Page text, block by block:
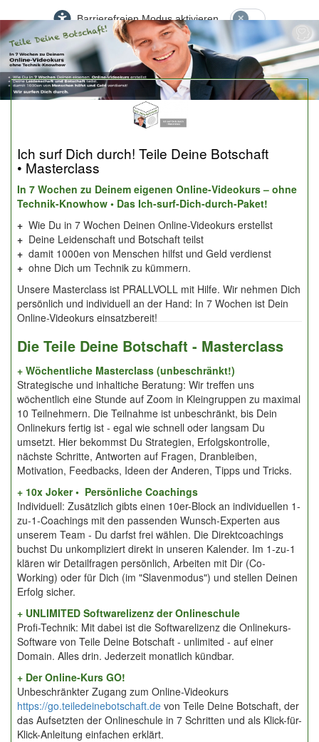
Barrierefreien Modus aktivieren
Ich surf Dich durch! Teile Deine Botschaft
• Masterclass
In 7 Wochen zu Deinem eigenen Online-Videokurs – ohne
Technik-Knowhow • Das Ich-surf-Dich-durch-Paket!
+ Wie Du in 7 Wochen Deinen Online-Videokurs erstellst
+ Deine Leidenschaft und Botschaft teilst
+ damit 1000en von Menschen hilfst und Geld verdienst
+ ohne Dich um Technik zu kümmern.
Unsere Masterclass ist PRALLVOLL mit Hilfe. Wir nehmen Dich
persönlich und individuell an der Hand: In 7 Wochen ist Dein
Online-Videokurs einsatzbereit!
Die Teile Deine Botschaft - Masterclass
+ Wöchentliche Masterclass (unbeschränkt!)
Strategische und inhaltiche Beratung: Wir treffen uns
wöchentlich eine Stunde auf Zoom in Kleingruppen zu maximal
10 Teilnehmern. Die Teilnahme ist unbeschränkt, bis Dein
Onlinekurs fertig ist - egal wie schnell oder langsam Du
umsetzt. Hier bekommst Du Strategien, Erfolgskontrolle,
nächste Schritte, Antworten auf Fragen, Dranbleiben,
Motivation, Feedbacks, Ideen der Anderen, Tipps und Tricks.
+ 10x Joker • Persönliche Coachings
Individuell: Zusätzlich gibts einen 10er-Block an individuellen 1-
zu-1-Coachings mit den passenden Wunsch-Experten aus
unserem Team - Du darfst frei wählen. Die Direktcoachings
buchst Du unkompliziert direkt in unseren Kalender. Im 1-zu-1
klären wir Detailfragen persönlich, Arbeiten mit Dir (Co-
Working) oder für Dich (im "Slavenmodus") und stellen Deinen
Erfolg sicher.
+ UNLIMITED Softwarelizenz der Onlineschule
Profi-Technik: Mit dabei ist die Softwarelizenz die Onlinekurs-
Software von Teile Deine Botschaft - unlimited - auf einer
Domain. Alles drin. Jederzeit monatlich kündbar.
+ Der Online-Kurs GO!
Unbeschränkter Zugang zum Online-Videokurs
https://go.teiledeinebotschaft.de von Teile Deine Botschaft, der
das Aufsetzten der Onlineschule in 7 Schritten und als Klick-für-
Klick-Anleitung einfachen erklärt.